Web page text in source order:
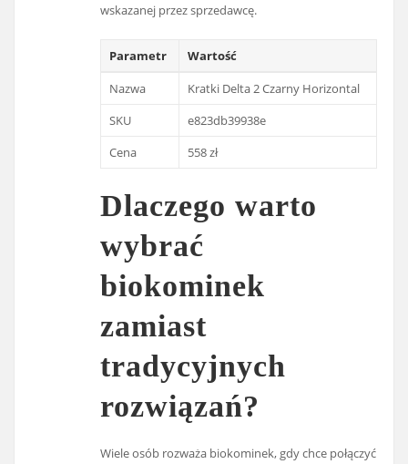
wskazanej przez sprzedawcę.
Parametr
Wartość
Nazwa
Kratki Delta 2 Czarny Horizontal
SKU
e823db39938e
Cena
558 zł
Dlaczego warto
wybrać
biokominek
zamiast
tradycyjnych
rozwiązań?
Wiele osób rozważa biokominek, gdy chce połączyć